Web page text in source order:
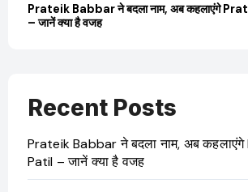
Prateik Babbar ने बदला नाम, अब कहलाएंगे
– जानें क्या है वजह
Recent Posts
Prateik Babbar ने बदला नाम, अब
Patil – जानें क्या है वजह